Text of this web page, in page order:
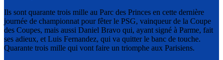
Ils sont quarante trois mille au Parc des Princes en cette dernière
journée de championnat pour fêter le PSG, vainqueur de la Coupe
des Coupes, mais aussi Daniel Bravo qui, ayant signé à Parme, fait
ses adieux, et Luis Fernandez, qui va quitter le banc de touche.
Quarante trois mille qui vont faire un triomphe aux Parisiens.